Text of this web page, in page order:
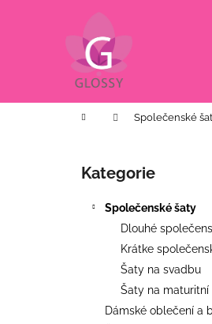
Domů Společenské
Přeskočit
kategorie
Kategorie
Společenské šaty
Dlouhé
Krátke
Šaty na svadbu
Šaty na maturitní
Dámské oblečení a
Zpět
obchodu
Zpět
obchodu